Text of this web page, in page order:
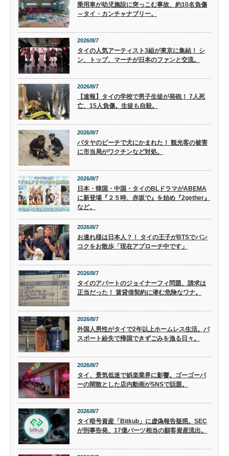
乗用車が幼児施設に突っこむ事故、約10名負傷
～タイ・カンチャナブリー。
2026/8/7
タイの人気アーティスト3組が東京に集結！ シ
ン、トップ、マーチが日本のファンと交流。
2026/8/7
【速報】タイの学校で男子生徒が発砲！ 7人死
亡、15人負傷。生徒も自殺。
2026/8/7
パタヤのビーチで犬にかまれた！ 観光客の被害
に市当局がワクチンなど対処。
2026/8/7
日本・韓国・中国・タイのBLドラマがABEMA
に新登場『２５時、赤坂で』を始め『2gether』
など。
2026/8/7
お連れ様は日本人？！ タイの王子がBTSでバン
コクをお散歩「現在アプローチ中です」
2026/8/7
タイのアパートのジョイナーフィ問題、請求は
正当だった！ 賃貸借契約に潜む危険なワナ。
2026/8/7
外国人男性がタイで2年以上ホームレス生活。パ
スポート紛失で帰国できずごみを漁る日々。
2026/8/7
タイ、景気低迷で娯楽業界に影響。ゴーゴーバ
ーの閑散とした店内動画がSNSで話題。
2026/8/7
タイ暗号資産「Bitkub」に虚偽報告疑惑。SEC
が刑事告発、17億バーツ相当の顧客資産流出。